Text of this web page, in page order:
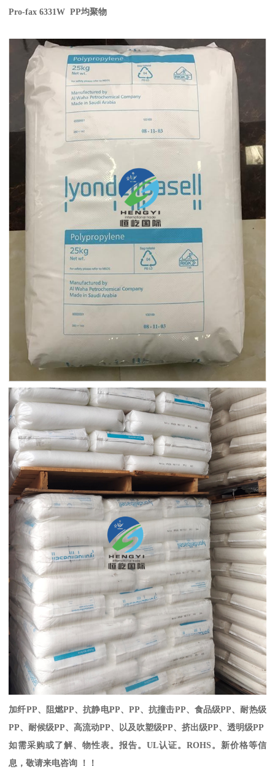
Pro-fax 6331W PP均聚物
加纤PP、阻燃PP、抗静电PP、 PP、抗撞击PP、食品级PP、耐热级
PP、耐候级PP、高流动PP、以及吹塑级PP、挤出级PP、透明级PP
如需采购或了解、物性表。报告。 UL认证。 ROHS 。新价格等信
息，敬请来电咨询 ！！